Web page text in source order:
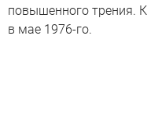
повышенного трения.
в мае 1976-го.